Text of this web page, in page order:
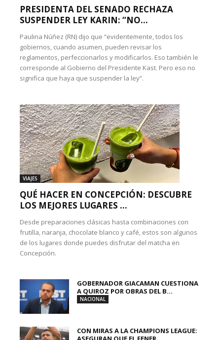
PRESIDENTA DEL SENADO RECHAZA
SUSPENDER LEY KARIN: “NO...
Paulina Núñez (RN) dijo que “evidentemente, todos los
gobiernos, cuando asumen, pueden revisar los
reglamentos, perfeccionarlos y modificarlos. Eso también le
corresponde al Gobierno del Presidente Kast. Pero eso no
significa que haya que suspender la ley”.
VIAJES
QUÉ HACER EN CONCEPCIÓN: DESCUBRE
LOS MEJORES LUGARES ...
Desde preparaciones clásicas hasta combinaciones con
frutilla, naranja, chocolate blanco y café, estos son algunos
de los lugares donde puedes disfrutar del matcha en
Concepción.
GOBERNADOR GIACAMAN CUESTIONA
A QUIROZ POR OBRAS DEL B...
NACIONAL
CON MIRAS A LA CHAMPIONS LEAGUE: